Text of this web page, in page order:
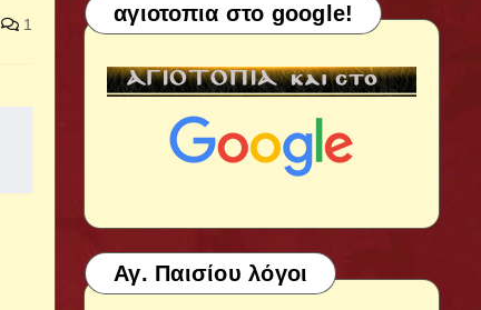
1 αγιοτοπια στο google!
Αγ. Παισίου λόγοι